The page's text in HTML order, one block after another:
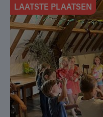
LAATSTE PLAATSEN